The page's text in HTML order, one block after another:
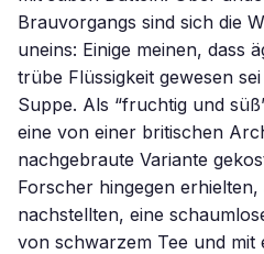
Brauvorgangs sind sich die
uneins: Einige meinen, dass
trübe Flüssigkeit gewesen
Suppe. Als “fruchtig und
eine von einer britischen
nachgebraute Variante
Forscher hingegen
nachstellten, eine
von schwarzem Tee und